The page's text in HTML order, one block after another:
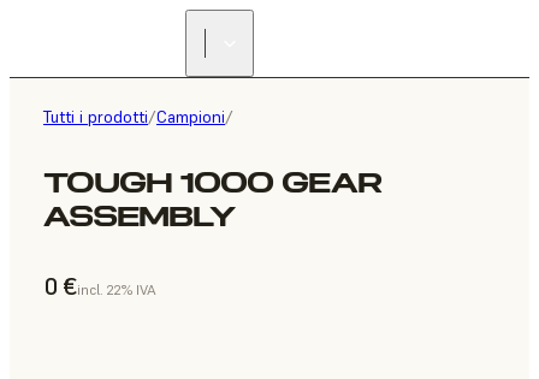
Tutti i prodotti/Campioni/
TOUGH 1000 GEAR
ASSEMBLY
0 €incl. 22% IVA